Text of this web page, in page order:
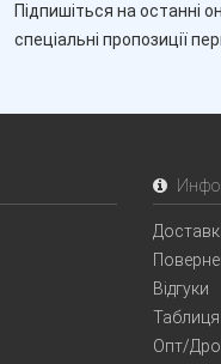
Підпишіться на останні
спеціальні пропозиції
Відгуки
Таблиця
Опт/